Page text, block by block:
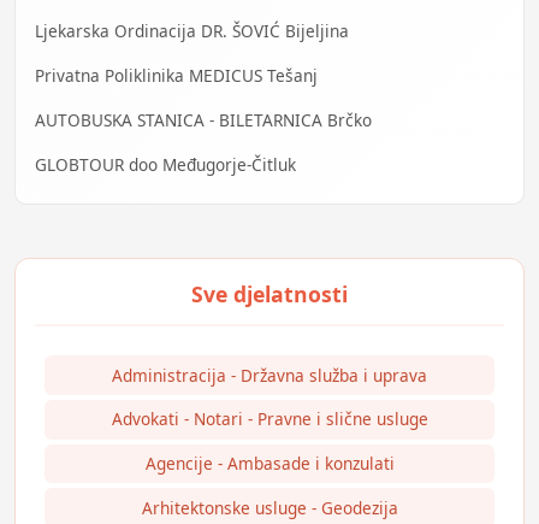
Ljekarska Ordinacija DR. ŠOVIĆ Bijeljina
Privatna Poliklinika MEDICUS Tešanj
AUTOBUSKA STANICA - BILETARNICA Brčko
GLOBTOUR doo Međugorje-Čitluk
Administracija - Državna služba i uprava
Advokati - Notari - Pravne i slične usluge
Agencije - Ambasade i konzulati
Arhitektonske usluge - Geodezija